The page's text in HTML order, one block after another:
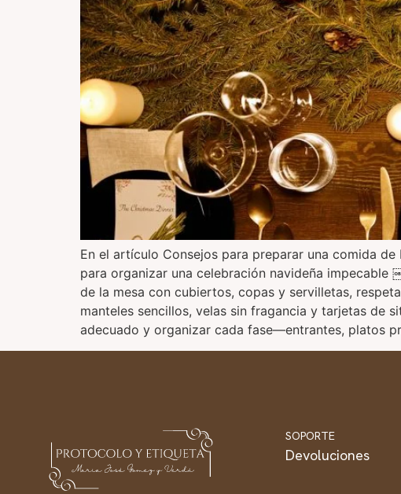
En el artículo Consejos para preparar una comida
para organizar una celebración navideña
de la mesa con cubiertos, copas y servilletas,
manteles sencillos, velas sin fragancia y tarjetas de
adecuado y organizar cada fase—entrantes, platos
SOPORTE
Devoluciones